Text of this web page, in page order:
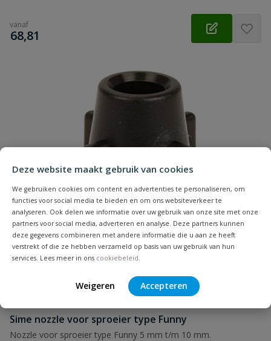
Deze website maakt gebruik van cookies
We gebruiken cookies om content en advertenties te personaliseren, om
functies voor social media te bieden en om ons websiteverkeer te
analyseren. Ook delen we informatie over uw gebruik van onze site met onze
partners voor social media, adverteren en analyse. Deze partners kunnen
deze gegevens combineren met andere informatie die u aan ze heeft
verstrekt of die ze hebben verzameld op basis van uw gebruik van hun
services. Lees meer in ons cookiebeleid
Weigeren Accepteren
vanaf
€
68,81
Sime nozzle voor sproeier type Funny
Nozzle voor sproeier type Funny 5 mm t/m 10 mm.